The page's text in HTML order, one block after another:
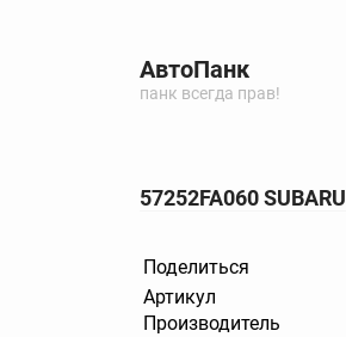
АвтоПанк
панк всегда прав!
57252FA060 SUBARU
Поделиться
Артикул
Производитель